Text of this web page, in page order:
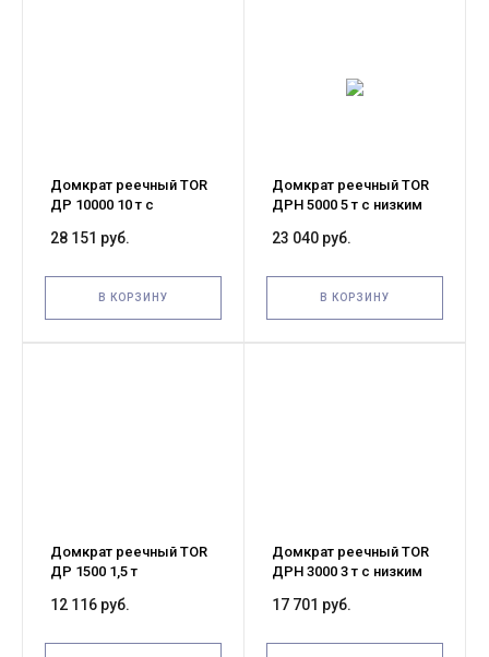
Домкрат реечный TOR
ДР 10000 10 т с
28 151 руб.
В КОРЗИНУ
Домкрат реечный TOR
ДРН 5000 5 т с низким
обрезиненной ручкой
23 040 руб.
В КОРЗИНУ
Домкрат реечный TOR
ДР 1500 1,5 т
12 116 руб.
Домкрат реечный TOR
ДРН 3000 3 т с низким
17 701 руб.